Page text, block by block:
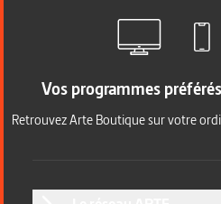
Vos programmes
Retrouvez Arte Boutique sur votre